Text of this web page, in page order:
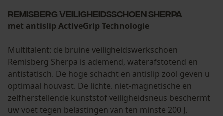
Remisberg Veiligheidsschoen Sherpa
met antislip ActiveGrip Technologie
Multitalent: de bruine veiligheidswerkschoen
Remisberg Sherpa is ademend, waterafstotend en
antistatisch. De hoge schacht en antislip zool geven u
optimaal houvast. De lichte, niet-magnetische en
zelfherstellende kunststof veiligheidsneus beschermt
uw voet tegen belastingen van ten minste 200 J.
Statistische Cookies
Econda Analytics
Mouseflow Web Analytics Tool
Fact-Finder Tracking